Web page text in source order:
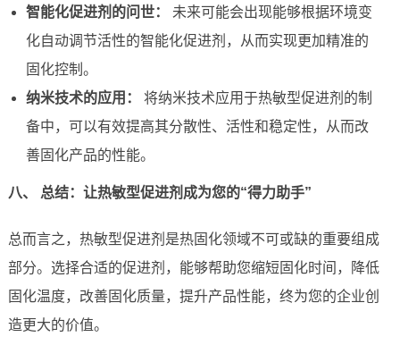
智能化促进剂的问世：
未来可能会出现能够根据环境变
化自动调节活性的智能化促进剂，从而实现更加精准的
固化控制。
纳米技术的应用：
将纳米技术应用于热敏型促进剂的制
备中，可以有效提高其分散性、活性和稳定性，从而改
善固化产品的性能。
八、 总结：让热敏型促进剂成为您的“得力助手”
总而言之，热敏型促进剂是热固化领域不可或缺的重要组成
部分。选择合适的促进剂，能够帮助您缩短固化时间，降低
固化温度，改善固化质量，提升产品性能，终为您的企业创
造更大的价值。